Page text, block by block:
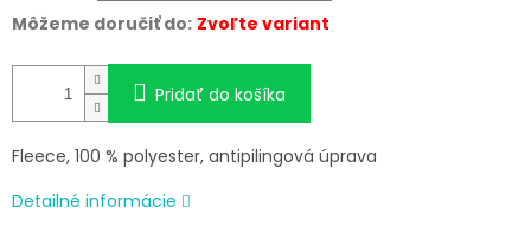
Môžeme doručiť do: Zvoľte variant
Pridať do košíka
Fleece, 100 % polyester, antipilingová úprava
Detailné informácie